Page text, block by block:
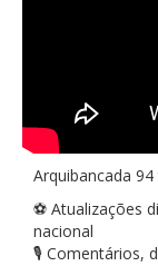
Arquibancada
⚽ Atualizações
nacional
🎙️ Comentários,